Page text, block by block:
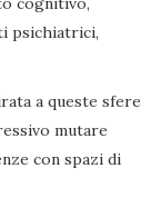
psichiatrici,
a queste sfere
mutare
con spazi di